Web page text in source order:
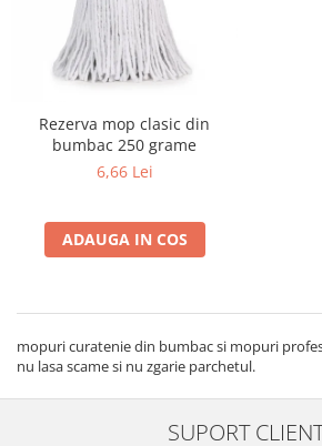
Rezerva mop clasic din
bumbac 250 grame
6,66 Lei
ADAUGA IN COS
mopuri curatenie din bumbac si mopuri
nu lasa scame si nu zgarie parchetul.
SUPORT